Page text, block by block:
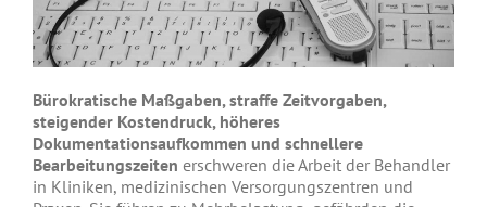
Bürokratische Maßgaben, straffe Zeitvorgaben,
steigender Kostendruck, höheres
Dokumentationsaufkommen und schnellere
Bearbeitungszeiten erschweren die Arbeit der Behandler
in Kliniken, medizinischen Versorgungszentren und